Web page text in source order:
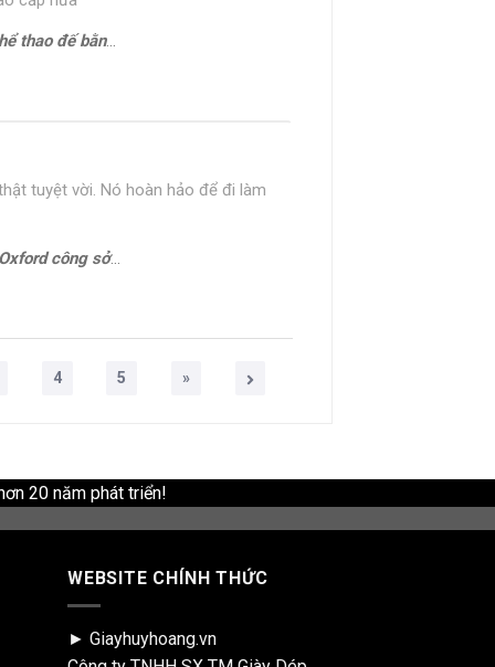
Sneaker CNES133
tuyệt vời. Nó hoàn hảo để đi làm
sở cao cấp ERIC
4 5 »
20 năm phát triển!
WEBSITE CHÍNH THỨC
► Giayhuyhoang.vn